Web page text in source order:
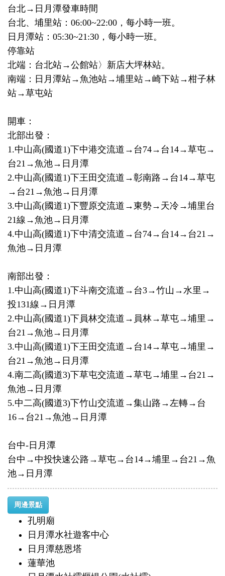
台北→日月潭發車時間
台北、埔里站：06:00~22:00，每小時一班。
日月潭站：05:30~21:30，每小時一班。
停靠站
北端：台北站→公館站〉新店大坪林站。
南端：日月潭站→魚池站→埔里站→崎下站→柑子林
站→草屯站
開車：
北部出發：
1.中山高(國道1)下中港交流道→台74→台14→草屯→
台21→魚池→日月潭
2.中山高(國道1)下王田交流道→彰南路→台14→草屯
→台21→魚池→日月潭
3.中山高(國道1)下豐原交流道→東勢→天冷→埔里台
21線→魚池→日月潭
4.中山高(國道1)下中清交流道→台74→台14→台21→
魚池→日月潭
南部出發：
1.中山高(國道1)下斗南交流道→台3→竹山→水里→
投131線→日月潭
2.中山高(國道1)下員林交流道→員林→草屯→埔里→
台21→魚池→日月潭
3.中山高(國道1)下王田交流道→台14→草屯→埔里→
台21→魚池→日月潭
4.南二高(國道3)下草屯交流道→草屯→埔里→台21→
魚池→日月潭
5.中二高(國道3)下竹山交流道→集山路→左轉→台
16→台21→魚池→日月潭
台中-日月潭
台中→中投快速公路→草屯→台14→埔里→台21→魚
池→日月潭
周邊景點
孔明廟
日月潭水社遊客中心
日月潭慈恩塔
蓮華池